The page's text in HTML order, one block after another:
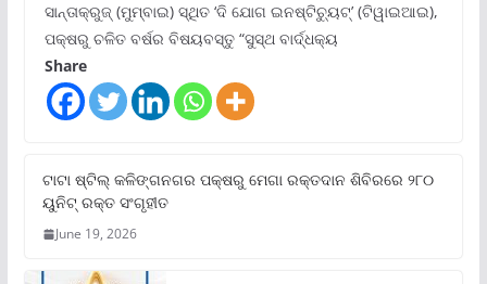
ସାନ୍ତାକ୍ରୁଜ୍ (ମୁମ୍ବାଇ) ସ୍ଥିତ ‘ଦି ଯୋଗ ଇନଷ୍ଟିଚ୍ୟୁଟ୍‌’ (ଟିୱାଇଆଇ),
ପକ୍ଷରୁ ଚଳିତ ବର୍ଷର ବିଷୟବସ୍ତୁ “ସୁସ୍ଥ ବାର୍ଦ୍ଧକ୍ୟ
Share
ଟାଟା ଷ୍ଟିଲ୍‌ କଳିଙ୍ଗନଗର ପକ୍ଷରୁ ମେଗା ରକ୍ତଦାନ ଶିବିରରେ ୨୮୦
ୟୁନିଟ୍‌ ରକ୍ତ ସଂଗୃହୀତ
June 19, 2026